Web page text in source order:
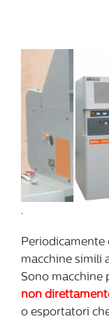
.
Periodicamente
macchine simili
Sono macchine
non
o esportatori